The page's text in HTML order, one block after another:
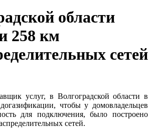
области
258 км
сетей
услуг, в Волгоградской области в
чтобы у домовладельцев
для подключения, было построено
сетей.